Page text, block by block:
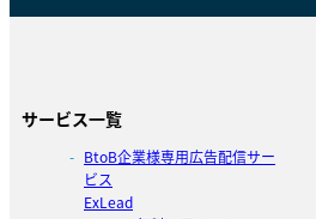
サービス一覧
BtoB企業様専用広告配信サー
ビス
ExLead